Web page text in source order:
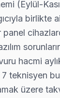
aldığınız
döner
kablo
Fi
oyun
(Eylül-
birlikte
panel
hacmi
7 teknisyen
üzere